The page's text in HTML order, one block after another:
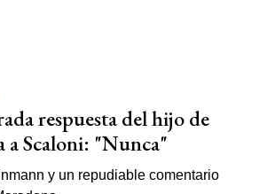
respuesta del hijo de
a Scaloni: "Nunca"